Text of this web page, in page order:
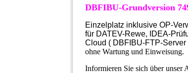
DBFIBU-Grundversion
Einzelplatz inklusive OP-
für DATEV-Rewe, IDEA-
Cloud ( DBFIBU-FTP-
ohne Wartung und Einweisung.
Informieren Sie sich über unser